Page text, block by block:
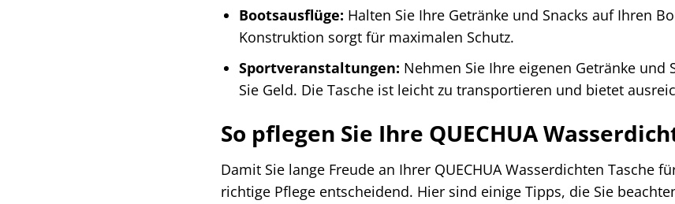
Bootsausflüge: Halten Sie Ihre Getränke und Snacks auf Ihren
Konstruktion sorgt für maximalen Schutz.
Sportveranstaltungen: Nehmen Sie Ihre eigenen Getränke
Sie Geld. Die Tasche ist leicht zu transportieren und bietet
So pflegen Sie Ihre QUECHUA
Damit Sie lange Freude an Ihrer QUECHUA Wasserdichten Tasche
richtige Pflege entscheidend. Hier sind einige Tipps, die Sie